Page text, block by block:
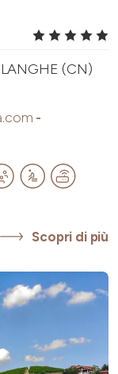
LANGHE (CN)
-
Scopri di più